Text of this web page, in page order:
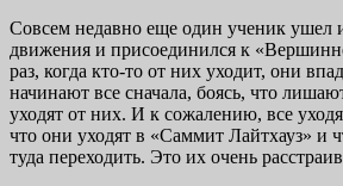
Совсем недавно еще один ученик
движения и присоединился к
раз, когда кто-то от них уходит, они
начинают все сначала, боясь, что
уходят от них. И к сожалению, все
что они уходят в «Саммит Лайтхауз» и
туда переходить. Это их очень